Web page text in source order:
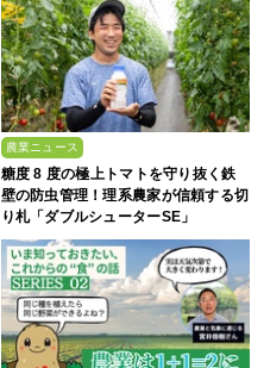
農業ニュース
糖度 8 度の極上トマトを守り抜く鉄
壁の防虫管理！理系農家が信頼する切
り札「ダブルシューターSE」